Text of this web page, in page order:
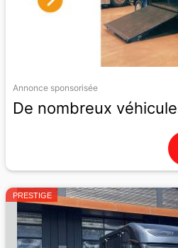
Annonce sponsorisée
De nombreux
PRESTIGE